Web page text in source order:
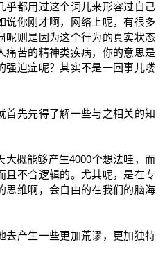
乎都用过这个词儿来形容过自己
说你刚才啊，网络上呢，有很多
呢则是因为这个行为的真实状态
痛苦的精神类疾病，你的意思是
强迫症呢？其实不是一回事儿喽
首先先得了解一些与之相关的知
大概能够产生4000个想法哇，而
且不合逻辑的。尤其呢，是在专
思维啊，会自由的在我们的脑海
去产生一些更加荒谬，更加独特